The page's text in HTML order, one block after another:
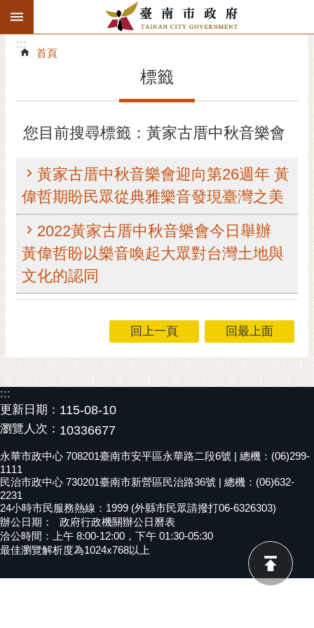
跳到主要內容區塊
搜
階
精彩府城
市府團隊
主題服務
市政資訊
市民互動
光
花
桐
花
祭
網
站
覽
:::
:::
首頁
標籤
您目前搜尋標籤：黃家古厝中秋音樂會
黃家古厝中秋音樂會迎向第26週年 黃
偉哲期盼民眾從典雅樂音發現臺灣之美
2022黃家古厝中秋音樂會今日舉辦
黃偉哲盼以樂音喚起大眾對台灣土地與
文化的認同
回上一頁 回最上面
:::
更新日期： 115-08-10
瀏覽人次： 10336677
永華市政中心 708201臺南市安平區永華路二段6號 | 總機：(06)299-
1111
民治市政中心 730201臺南市新營區民治路36號 | 總機：(06)632-
2231
24小時市民服務熱線：1999 (外縣市民眾請撥打06-6326303)
辦公日期：
政府行政機關辦公日曆表
洽公時間：上午 8:00-12:00，下午 01:30-05:30
最佳瀏覽解析度為1024x768以上